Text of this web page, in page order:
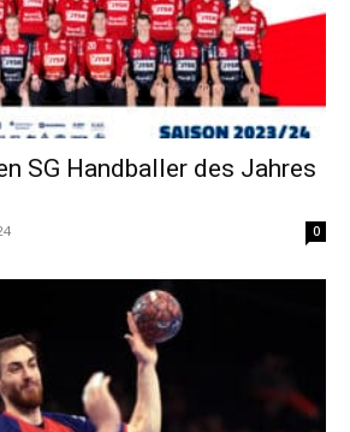
SG Handballer des Jahres
0